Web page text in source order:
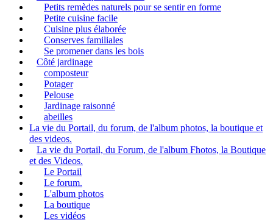
Petits remèdes naturels pour se sentir en forme
Petite cuisine facile
Cuisine plus élaborée
Conserves familiales
Se promener dans les bois
Côté jardinage
composteur
Potager
Pelouse
Jardinage raisonné
abeilles
La vie du Portail, du forum, de l'album photos, la boutique et
des videos.
La vie du Portail, du Forum, de l'album Fhotos, la Boutique
et des Videos.
Le Portail
Le forum.
L'album photos
La boutique
Les vidéos